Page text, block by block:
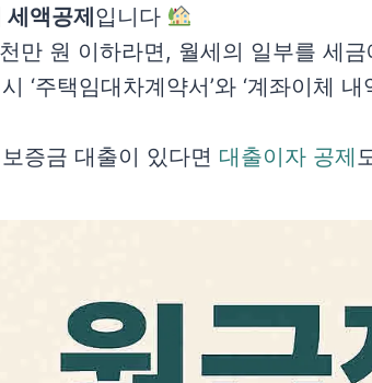
세액공제입니다
만 원 이하라면, 월세의 일부를 세
‘주택임대차계약서’와 ‘계좌이체
증금 대출이 있다면 대출이자 공제